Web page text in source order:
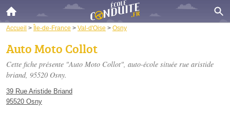
Accueil > Île-de-France > Val-d'Oise > Osny
Auto Moto Collot
Cette fiche présente "Auto Moto Collot", auto-école située rue aristide
briand, 95520 Osny.
39 Rue Aristide Briand
95520 Osny